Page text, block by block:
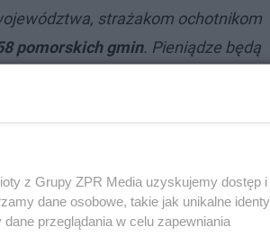
strażakom ochotnikom
pomorskich gmin. Pieniądze będą
z Grupy ZPR Media uzyskujemy dostęp i
dane osobowe, takie jak unikalne
przeglądania w celu zapewniania